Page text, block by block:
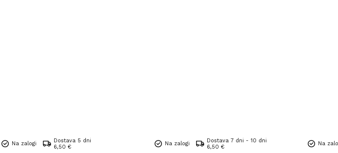
Na zalogi
Dostava 5 dni
6,50 €
Na zalogi
Dostava 7 dni - 10 dni
6,50 €
Na